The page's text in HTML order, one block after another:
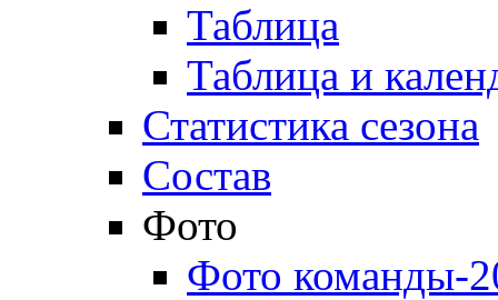
Таблица
Таблица и
Статистика сезона
Состав
Фото
Фото команды-